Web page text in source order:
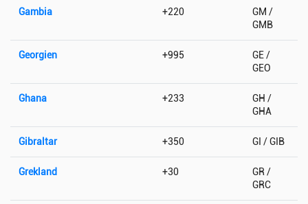
Gambia +220
GM /
GMB
Georgien +995
GE /
GEO
Ghana +233
GH /
GHA
Gibraltar +350 GI / GIB
Grekland +30
GR /
GRC